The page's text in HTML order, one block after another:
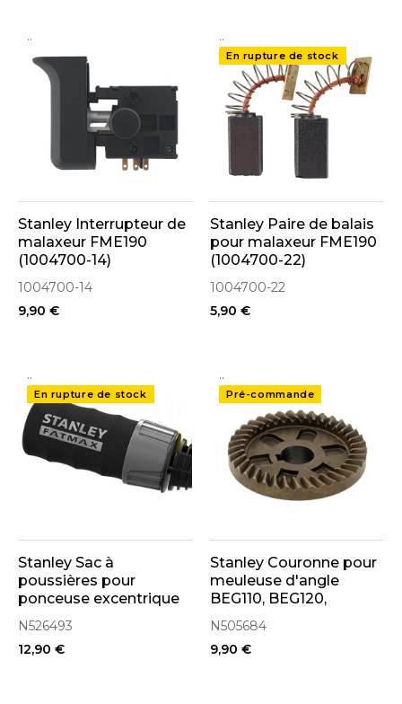
..
Stanley Interrupteur de
malaxeur FME190
(1004700-14)
1004700-14
9,90 €
..
En rupture de stock
Stanley Paire de balais
pour malaxeur FME190
(1004700-22)
1004700-22
5,90 €
..
En rupture de stock
Stanley Sac à
poussières pour
ponceuse excentrique
FMCW220, SFMCW220
(N526493)
N526493
12,90 €
..
Pré-commande
Stanley Couronne pour
meuleuse d'angle
BEG110, BEG120,
BEG210, BEG220K
(N505684)
N505684
9,90 €